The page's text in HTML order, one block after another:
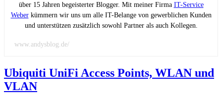
über 15 Jahren begeisterter Blogger. Mit meiner Firma IT-Service
Weberkümmern wir uns um alle IT-Belange von gewerblichen Kunden
und unterstützen zusätzlich sowohl Partner als auch Kollegen.
www.andysblog.de/
Ubiquiti UniFi Access Points, WLAN und
VLAN